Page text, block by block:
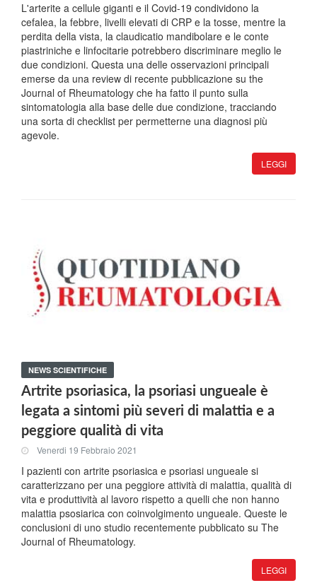
L'arterite a cellule giganti e il Covid-19 condividono la
cefalea, la febbre, livelli elevati di CRP e la tosse, mentre la
perdita della vista, la claudicatio mandibolare e le conte
piastriniche e linfocitarie potrebbero discriminare meglio le
due condizioni. Questa una delle osservazioni principali
emerse da una review di recente pubblicazione su the
Journal of Rheumatology che ha fatto il punto sulla
sintomatologia alla base delle due condizione, tracciando
una sorta di checklist per permetterne una diagnosi più
agevole.
LEGGI
NEWS SCIENTIFICHE
Artrite psoriasica, la psoriasi ungueale è
legata a sintomi più severi di malattia e a
peggiore qualità di vita
Venerdi 19 Febbraio 2021
I pazienti con artrite psoriasica e psoriasi ungueale si
caratterizzano per una peggiore attività di malattia, qualità di
vita e produttività al lavoro rispetto a quelli che non hanno
malattia psosiarica con coinvolgimento ungueale. Queste le
conclusioni di uno studio recentemente pubblicato su The
Journal of Rheumatology.
LEGGI